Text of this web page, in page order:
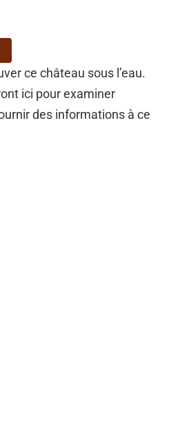
ce château sous l’eau.
ici pour examiner
des informations à ce